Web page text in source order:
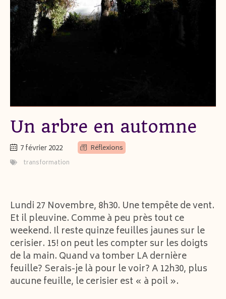
Un arbre en automne
7 février 2022 Réflexions
transformation
Lundi 27 Novembre, 8h30. Une tempête de vent.
Et il pleuvine. Comme à peu près tout ce
weekend. Il reste quinze feuilles jaunes sur le
cerisier. 15! on peut les compter sur les doigts
de la main. Quand va tomber LA dernière
feuille? Serais-je là pour le voir? A 12h30, plus
aucune feuille, le cerisier est « à poil ».